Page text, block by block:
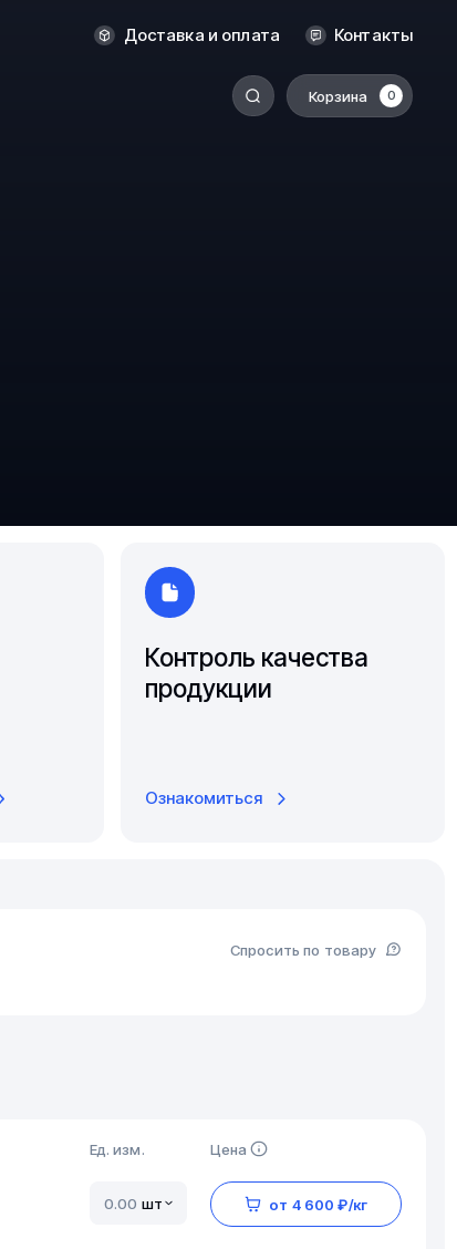
Доставка и оплата Контакты
Корзина 0
Оренбург
Пермь
Ростов-на-Дону
Контроль качества
продукции
Ознакомиться
Спросить по товару
Ед. изм. Цена
шт от 4 600 ₽/кг